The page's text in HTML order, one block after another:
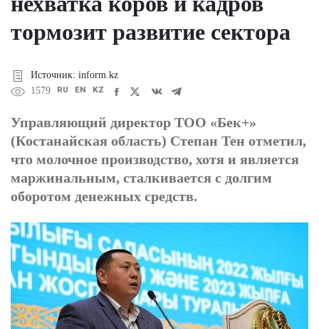
тормозит развитие сектора
Источник: inform.kz
1579
RU EN KZ
Управляющий директор ТОО «Бек+»
(Костанайская область) Степан Тен отметил,
что молочное производство, хотя и является
маржинальным, сталкивается с долгим
оборотом денежных средств.